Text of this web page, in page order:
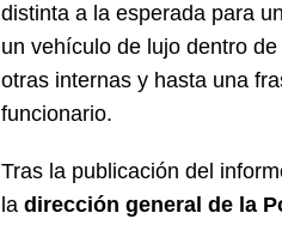
distinta a la esperada para
un vehículo de lujo dentro
otras internas y hasta una
funcionario.
Tras la publicación del
la dirección general de la